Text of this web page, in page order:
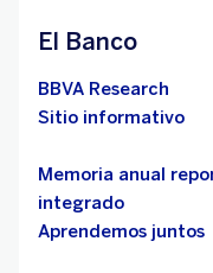
El Banco
BBVA Research
Sitio informativo
Memoria anual
integrado
Aprendemos juntos